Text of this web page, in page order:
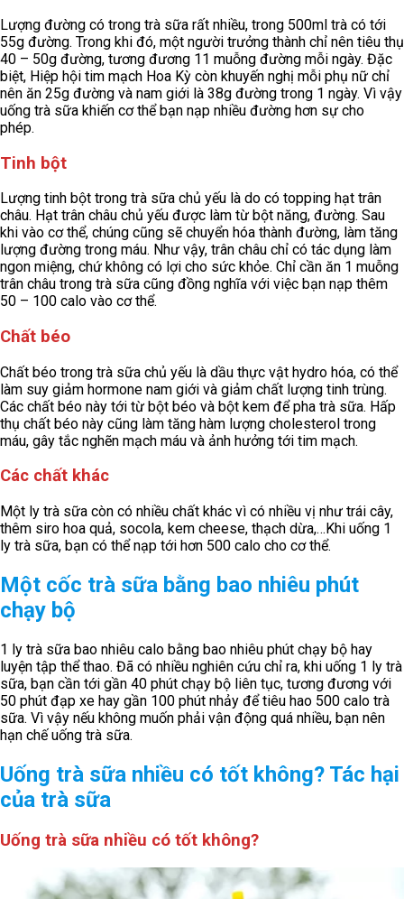
Lượng đường có trong trà sữa rất nhiều, trong 500ml trà có tới
55g đường. Trong khi đó, một người trưởng thành chỉ nên tiêu thụ
40 – 50g đường, tương đương 11 muỗng đường mỗi ngày. Đặc
biệt, Hiệp hội tim mạch Hoa Kỳ còn khuyến nghị mỗi phụ nữ chỉ
nên ăn 25g đường và nam giới là 38g đường trong 1 ngày. Vì vậy
uống trà sữa khiến cơ thể bạn nạp nhiều đường hơn sự cho
phép.
Tinh bột
Lượng tinh bột trong trà sữa chủ yếu là do có topping hạt trân
châu. Hạt trân châu chủ yếu được làm từ bột năng, đường. Sau
khi vào cơ thể, chúng cũng sẽ chuyển hóa thành đường, làm tăng
lượng đường trong máu. Như vậy, trân châu chỉ có tác dụng làm
ngon miệng, chứ không có lợi cho sức khỏe. Chỉ cần ăn 1 muỗng
trân châu trong trà sữa cũng đồng nghĩa với việc bạn nạp thêm
50 – 100 calo vào cơ thể.
Chất béo
Chất béo trong trà sữa chủ yếu là dầu thực vật hydro hóa, có thể
làm suy giảm hormone nam giới và giảm chất lượng tinh trùng.
Các chất béo này tới từ bột béo và bột kem để pha trà sữa. Hấp
thụ chất béo này cũng làm tăng hàm lượng cholesterol trong
máu, gây tắc nghẽn mạch máu và ảnh hưởng tới tim mạch.
Các chất khác
Một ly trà sữa còn có nhiều chất khác vì có nhiều vị như trái cây,
thêm siro hoa quả, socola, kem cheese, thạch dừa,…Khi uống 1
ly trà sữa, bạn có thể nạp tới hơn 500 calo cho cơ thể.
Một cốc trà sữa bằng bao nhiêu phút
chạy bộ
1 ly trà sữa bao nhiêu calo bằng bao nhiêu phút chạy bộ hay
luyện tập thể thao. Đã có nhiều nghiên cứu chỉ ra, khi uống 1 ly trà
sữa, bạn cần tới gần 40 phút chạy bộ liên tục, tương đương với
50 phút đạp xe hay gần 100 phút nhảy để tiêu hao 500 calo trà
sữa. Vì vậy nếu không muốn phải vận động quá nhiều, bạn nên
hạn chế uống trà sữa.
Uống trà sữa nhiều có tốt không? Tác hại
của trà sữa
Uống trà sữa nhiều có tốt không?